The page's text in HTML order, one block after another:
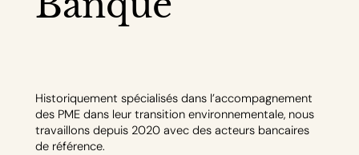
Historiquement spécialisés dans l’accompagnement
des PME dans leur transition environnementale, nous
travaillons depuis 2020 avec des acteurs bancaires
de référence.